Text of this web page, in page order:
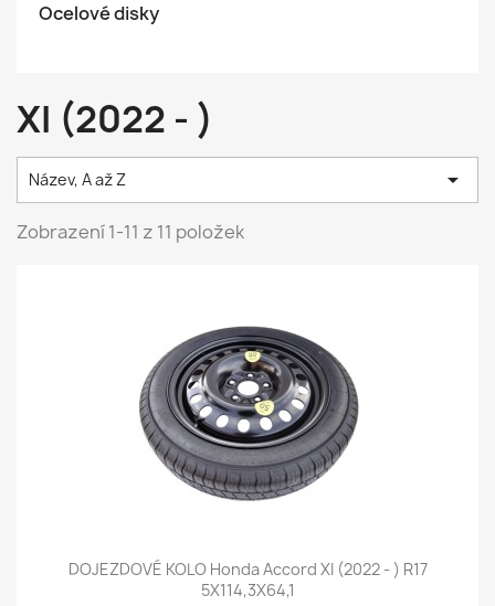
Ocelové disky
XI (2022 - )
Název, A až Z 
Zobrazení 1-11 z 11 položek
DOJEZDOVÉ KOLO Honda Accord XI (2022 - ) R17
5X114,3X64,1